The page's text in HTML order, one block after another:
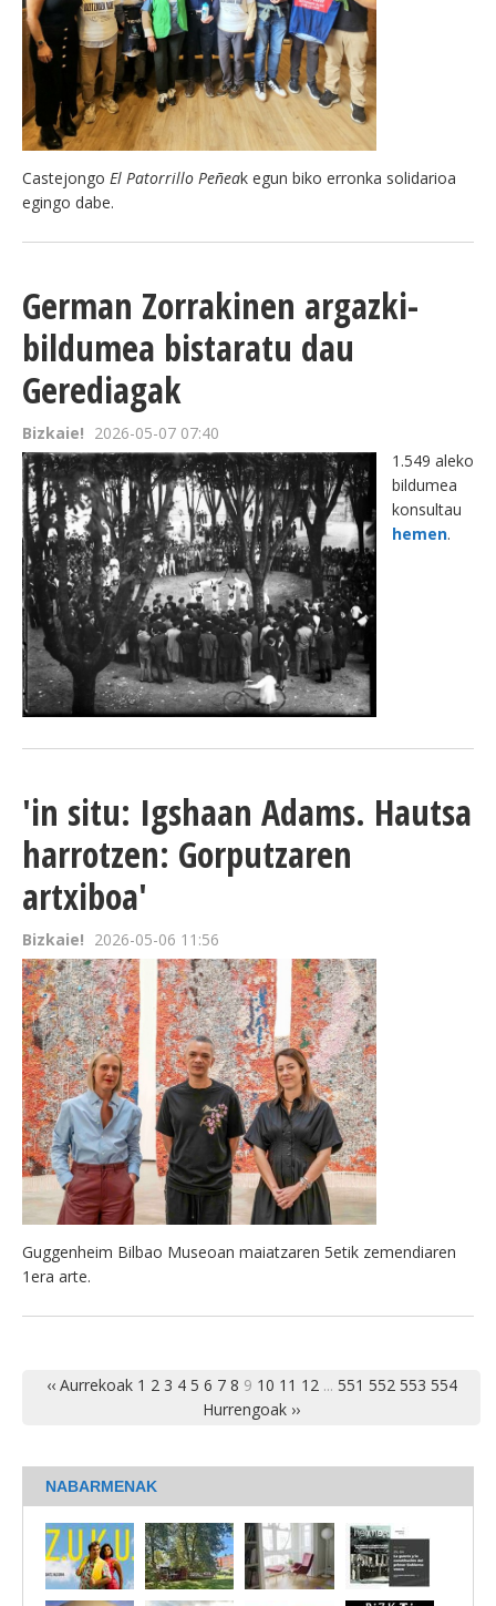
Castejongo El Patorrillo Peñeak egun biko erronka solidarioa
egingo dabe.
German Zorrakinen argazki-
bildumea bistaratu dau
Gerediagak
Bizkaie! 2026-05-07 07:40
1.549 aleko
bildumea
konsultau
hemen.
'in situ: Igshaan Adams. Hautsa
harrotzen: Gorputzaren
artxiboa'
Bizkaie! 2026-05-06 11:56
Guggenheim Bilbao Museoan maiatzaren 5etik zemendiaren
1era arte.
‹‹ Aurrekoak 1 2 3 4 5 6 7 8 9 10 11 12... 551 552 553 554
Hurrengoak ››
NABARMENAK